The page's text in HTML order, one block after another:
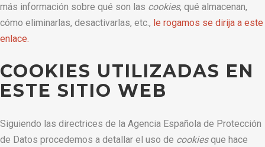
más información sobre qué son las cookies, qué almacenan,
cómo eliminarlas, desactivarlas, etc., le rogamos se dirija a este
enlace.
COOKIES UTILIZADAS EN
ESTE SITIO WEB
Siguiendo las directrices de la Agencia Española de Protección
de Datos procedemos a detallar el uso de cookiesque hace